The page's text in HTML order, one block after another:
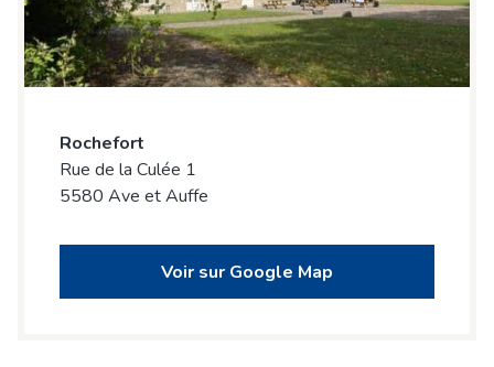
Rochefort
Rue de la Culée 1
5580 Ave et Auffe
Voir sur Google Map